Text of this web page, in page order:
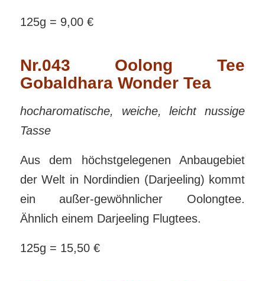
125g = 9,00 €
Nr.043 Oolong Tee
Gobaldhara Wonder Tea
hocharomatische, weiche, leicht nussige
Tasse
Aus dem höchstgelegenen Anbaugebiet
der Welt in Nordindien (Darjeeling) kommt
ein außer-gewöhnlicher Oolongtee.
Ähnlich einem Darjeeling Flugtees.
125g = 15,50 €